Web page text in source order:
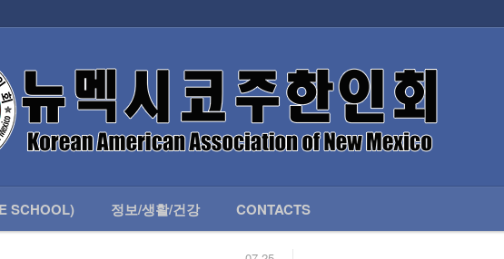
SCHOOL) 정보/생활/건강 CONTACTS